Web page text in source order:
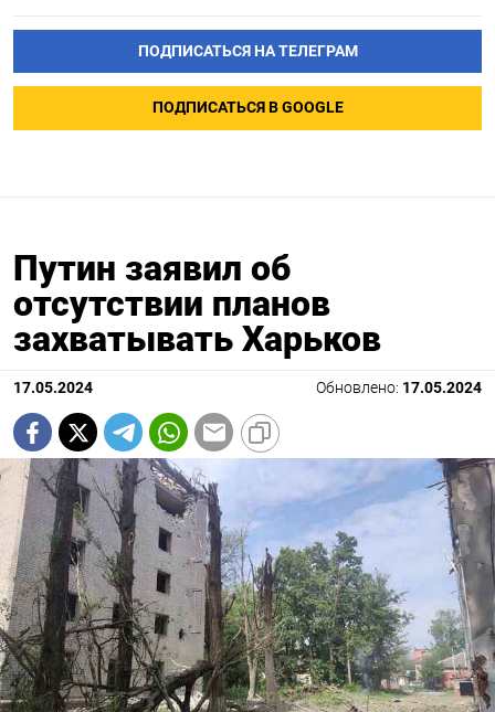
ПОДПИСАТЬСЯ НА ТЕЛЕГРАМ
ПОДПИСАТЬСЯ В GOOGLE
Путин заявил об
отсутствии планов
захватывать Харьков
17.05.2024 Обновлено: 17.05.2024